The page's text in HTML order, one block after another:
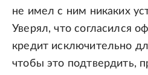
не имел с ним никаких
Уверял, что согласился
кредит исключительно
чтобы это подтвердить,